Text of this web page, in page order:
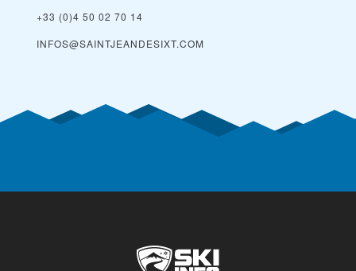
+33 (0)4 50 02 70 14
INFOS@SAINTJEANDESIXT.COM